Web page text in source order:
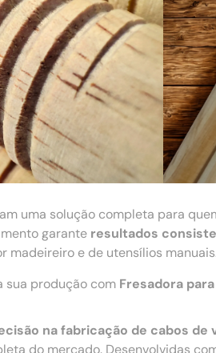
uma solução completa para
garante resultados
madeireiro e de utensílios
sua produção com Fresadora
na fabricação de cabos de
do mercado. Desenvolvidas